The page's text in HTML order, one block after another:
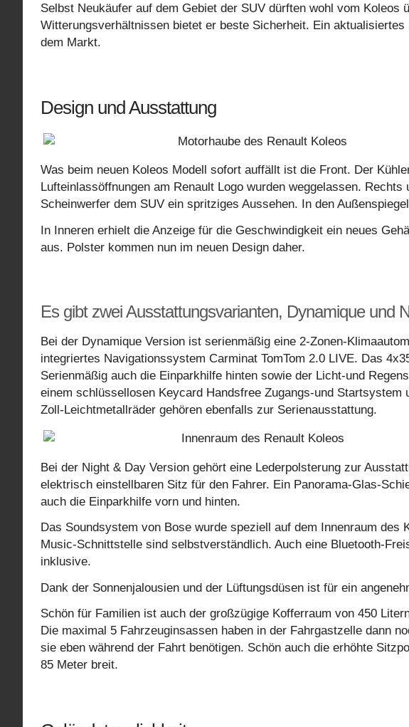
Selbst Neukäufer auf dem Gebiet der SUV dürften wohl vom Koleos
Witterungsverhältnissen bietet er beste Sicherheit. Ein
dem Markt.
Design und Ausstattung
Was beim neuen Koleos Modell sofort auffällt ist die Front. Der
Lufteinlassöffnungen am Renault Logo wurden weggelassen.
Scheinwerfer dem SUV ein spritziges Aussehen. In den
In Inneren erhielt die Anzeige für die Geschwindigkeit ein neues
aus. Polster kommen nun im neuen Design daher.
Es gibt zwei Ausstattungsvarianten, Dynamique und
Bei der Dynamique Version ist serienmäßig eine 2-Zonen-
integriertes Navigationssystem Carminat TomTom 2.0 LIVE. Das
Serienmäßig auch die Einparkhilfe hinten sowie der Licht-und
einem schlüssellosen Keycard Handsfree Zugangs-und
Zoll-Leichtmetallräder gehören ebenfalls zur Serienausstattung.
Bei der Night & Day Version gehört eine Lederpolsterung zur
elektrisch einstellbaren Sitz für den Fahrer. Ein Panorama-Glas-
auch die Einparkhilfe vorn und hinten.
Das Soundsystem von Bose wurde speziell auf dem Innenraum des
Music-Schnittstelle sind selbstverständlich. Auch eine Bluetooth-
inklusive.
Dank der Sonnenjalousien und der Lüftungsdüsen ist für ein
Schön für Familien ist auch der großzügige Kofferraum von 450
Die maximal 5 Fahrzeuginsassen haben in der Fahrgastzelle dann
sie eben während der Fahrt benötigen. Schön auch die erhöhte
85 Meter breit.